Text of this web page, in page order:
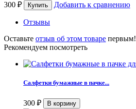
300 ₽ Добавить к сравнению
Отзывы
Оставьте отзыв об этом товаре первым!
Рекомендуем посмотреть
Салфетки бумажные в пачке...
300 ₽